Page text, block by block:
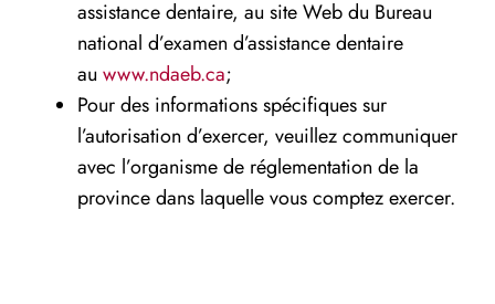
assistance dentaire, au site Web du Bureau
national d’examen d’assistance dentaire
au www.ndaeb.ca;
Pour des informations spécifiques sur
l’autorisation d’exercer, veuillez communiquer
avec l’organisme de réglementation de la
province dans laquelle vous comptez exercer.